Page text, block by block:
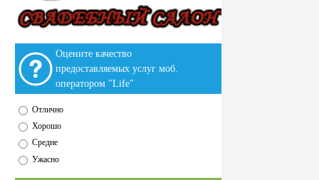
Оцените качество
предоставляемых услуг моб.
оператором "Life"
Отлично
Хорошо
Средне
Ужасно